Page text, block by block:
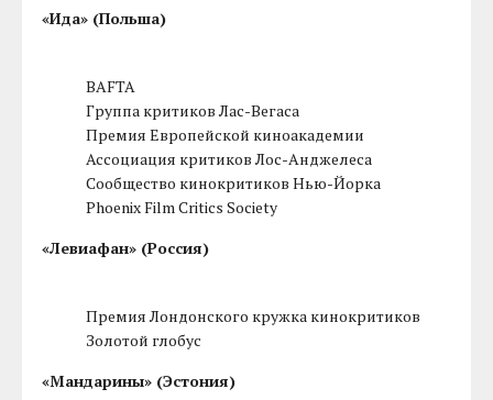
«Ида» (Польша)
BAFTA
Группа критиков Лас-Вегаса
Премия Европейской киноакадемии
Ассоциация критиков Лос-Анджелеса
Сообщество кинокритиков Нью-Йорка
Phoenix Film Critics Society
«Левиафан» (Россия)
Премия Лондонского кружка кинокритиков
Золотой глобус
«Мандарины» (Эстония)